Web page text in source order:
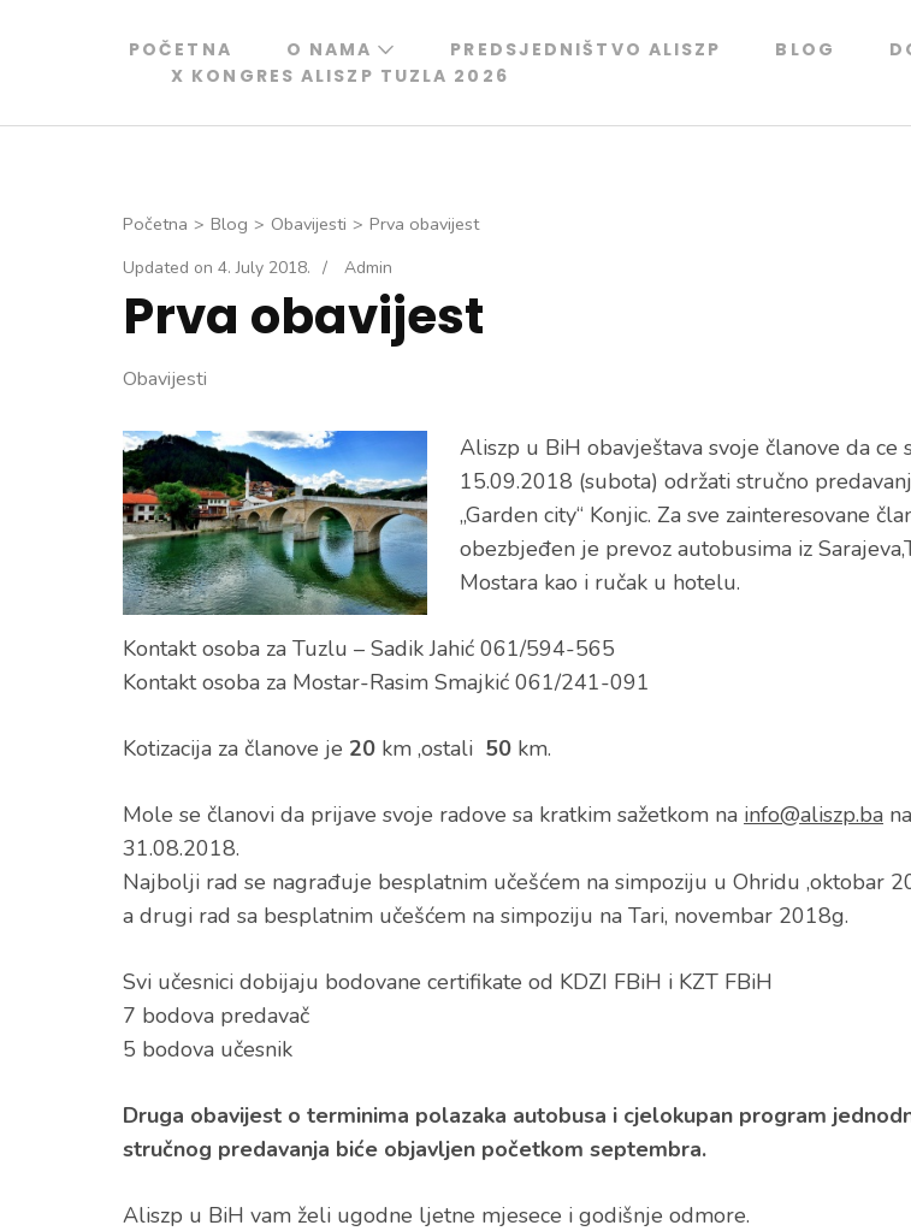
POČETNA O NAMA PREDSJEDNIŠTVO ALISZP BLOG
X KONGRES ALISZP TUZLA 2026
Početna > Blog > Obavijesti > Prva obavijest
Updated on 4. July 2018. / Admin
Prva obavijest
Obavijesti
Aliszp u BiH obavještava svoje članove da ce
15.09.2018 (subota) održati stručno
„Garden city“ Konjic. Za sve zainteresovane
obezbjeđen je prevoz autobusima iz
Mostara kao i ručak u hotelu.
Kontakt osoba za Tuzlu – Sadik Jahić 061/594-565
Kontakt osoba za Mostar-Rasim Smajkić 061/241-091
Kotizacija za članove je 20 km ,ostali 50 km.
Mole se članovi da prijave svoje radove sa kratkim sažetkom na info@aliszp.ba
31.08.2018.
Najbolji rad se nagrađuje besplatnim učešćem na simpoziju u Ohridu ,oktobar
a drugi rad sa besplatnim učešćem na simpoziju na Tari, novembar 2018g.
Svi učesnici dobijaju bodovane certifikate od KDZI FBiH i KZT FBiH
7 bodova predavač
5 bodova učesnik
Druga obavijest o terminima polazaka autobusa i cjelokupan program
stručnog predavanja biće objavljen početkom septembra.
Aliszp u BiH vam želi ugodne ljetne mjesece i godišnje odmore.